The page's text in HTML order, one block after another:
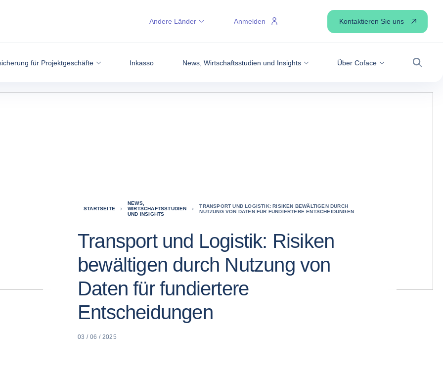
für Projektgeschäfte Inkasso News, Wirtschaftsstudien und Insights Über Coface
Suche
Andere Länder Anmelden Kontaktieren Sie uns
STARTSEITE
NEWS,
WIRTSCHAFTSSTUDIEN
UND INSIGHTS
TRANSPORT UND LOGISTIK: RISIKEN BEWÄLTIGEN DURCH
NUTZUNG VON DATEN FÜR FUNDIERTERE ENTSCHEIDUNGEN
Transport und Logistik: Risiken
bewältigen durch Nutzung von
Daten für fundiertere
Entscheidungen
03 / 06 / 2025